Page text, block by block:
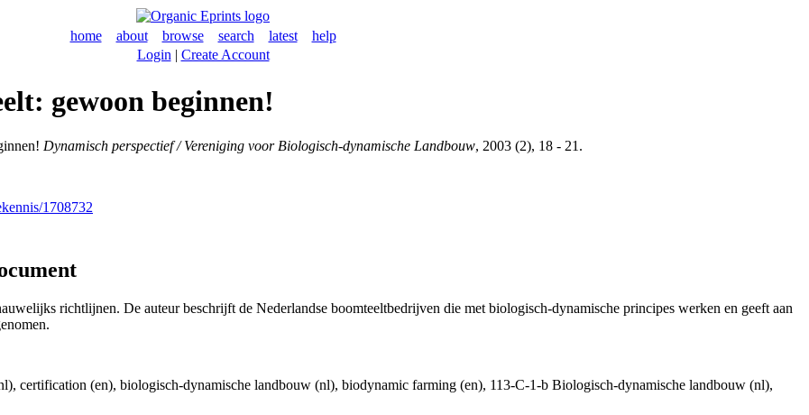
home about browse search latest
help
Login | Create Account
gewoon beginnen!
Dynamisch perspectief / Vereniging voor Biologisch-dynamische Landbouw, 2003 (2), 18 - 21.
1708732
richtlijnen. De auteur beschrijft de Nederlandse boomteeltbedrijven die met biologisch-dynamische principes werken en geeft aan
certification (en), biologisch-dynamische landbouw (nl), biodynamic farming (en), 113-C-1-b Biologisch-dynamische landbouw (nl),